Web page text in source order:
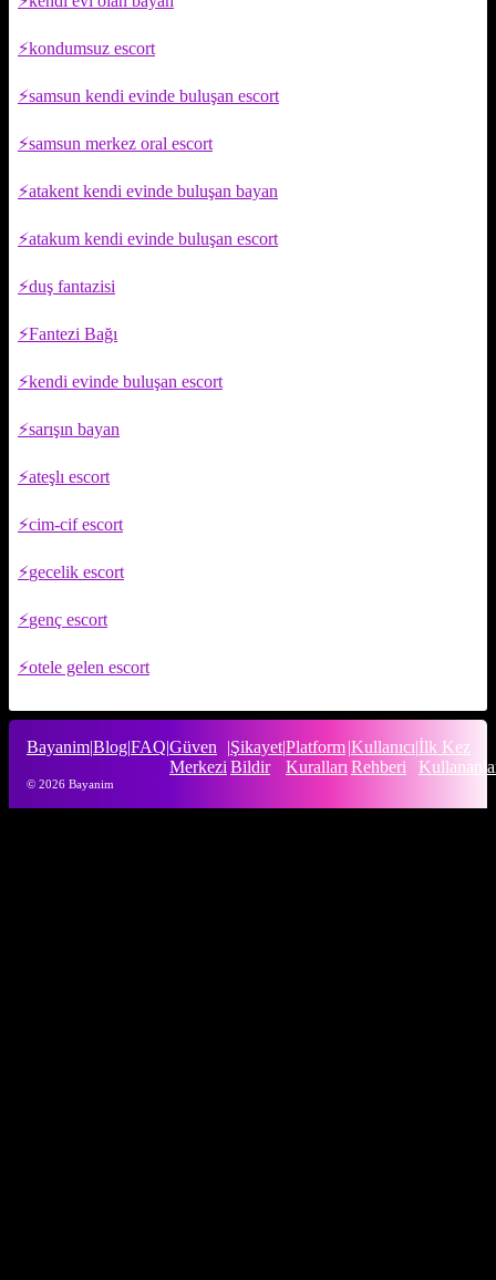
kondumsuz escort
samsun kendi evinde buluşan escort
samsun merkez oral escort
atakent kendi evinde buluşan bayan
atakum kendi evinde buluşan escort
duş fantazisi
Fantezi Bağı
kendi evinde buluşan escort
sarışın bayan
ateşlı escort
cim-cif escort
gecelik escort
genç escort
otele gelen escort
Bayanim|Blog|FAQ|Güven
Merkezi
|Şikayet
Bildir
|Platform
Kuralları
|Kullanıcı
Rehberi
|İlk Kez
© 2026 Bayanim